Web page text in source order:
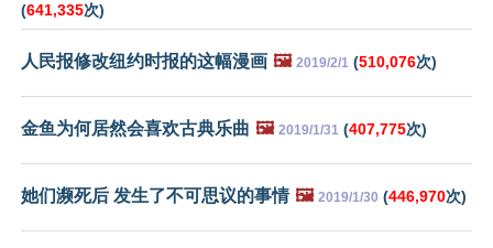
(641,335次)
人民报修改纽约时报的这幅漫画 🖼️ 2019/2/1 (510,076次)
金鱼为何居然会喜欢古典乐曲 🖼️ 2019/1/31 (407,775次)
她们濒死后 发生了不可思议的事情 🖼️ 2019/1/30 (446,970次)